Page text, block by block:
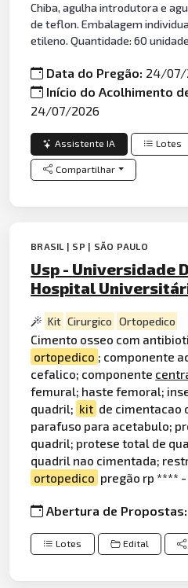
Chiba, agulha introdutora e
de teflon. Embalagem
etileno. Quantidade: 60
Data do Pregão: 24/07/
Início do Acolhimento
24/07/2026
Assistente IA Lotes
Compartilhar
BRASIL | SP | SÃO PAULO
Usp - Universidade
Hospital
Kit Cirurgico Ortopedico
Cimento osseo com
ortopedico ; componente
cefalico; componente
femural; haste femoral;
quadril; kit de cimentacao
parafuso para acetabulo;
quadril; protese total de
quadril nao cimentada;
ortopedico pregão rp ****
Abertura de Propostas:
Lotes Edital